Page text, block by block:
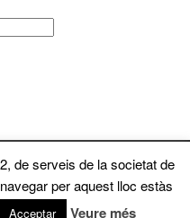
Dahz
de serveis de la societat de
per aquest lloc estàs
Acceptar Veure més